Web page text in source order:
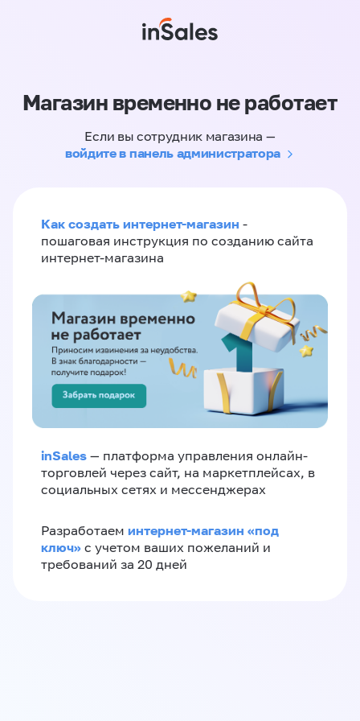
Магазин временно не работает
Если вы сотрудник магазина —
войдите в панель администратора
Как создать интернет-магазин -
пошаговая инструкция по созданию сайта
интернет-магазина
inSales — платформа управления онлайн-
торговлей через сайт, на маркетплейсах, в
социальных сетях и мессенджерах
Разработаем интернет-магазин «‎под
ключ»‎ с учетом ваших пожеланий и
требований за 20 дней